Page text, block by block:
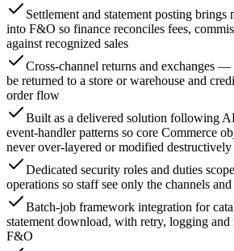
Settlement and statement posting brings
into F&O so finance reconciles fees,
against recognized sales
Cross-channel returns and exchanges —
be returned to a store or warehouse and
order flow
Built as a delivered solution following
event-handler patterns so core Commerce
never over-layered or modified destructively
Dedicated security roles and duties
operations so staff see only the channels
Batch-job framework integration for
statement download, with retry, logging
F&O